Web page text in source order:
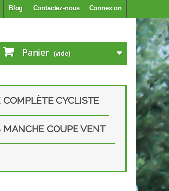
Connexion
Contactez-nous
Blog
Panier (vide)
COMPLÈTE CYCLISTE
MANCHE COUPE VENT